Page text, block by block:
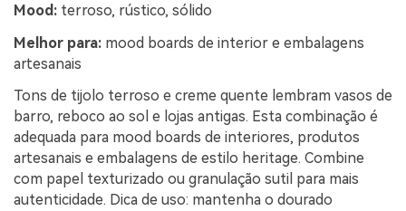
Mood: terroso, rústico, sólido
Melhor para: mood boards de interior e embalagens
artesanais
Tons de tijolo terroso e creme quente lembram vasos de
barro, reboco ao sol e lojas antigas. Esta combinação é
adequada para mood boards de interiores, produtos
artesanais e embalagens de estilo heritage. Combine
com papel texturizado ou granulação sutil para mais
autenticidade. Dica de uso: mantenha o dourado